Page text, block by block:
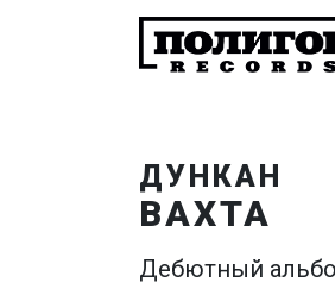
ДУНКАН
ВАХТА
Дебютный